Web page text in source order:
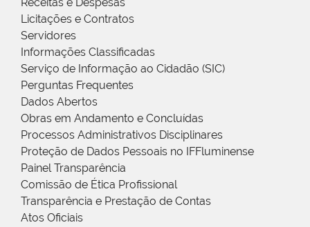
Licitações e Contratos
Servidores
Informações Classificadas
Serviço de Informação ao Cidadão (SIC)
Perguntas Frequentes
Dados Abertos
Obras em Andamento e Concluídas
Processos Administrativos Disciplinares
Proteção de Dados Pessoais no IFFluminense
Painel Transparência
Comissão de Ética Profissional
Transparência e Prestação de Contas
Atos Oficiais